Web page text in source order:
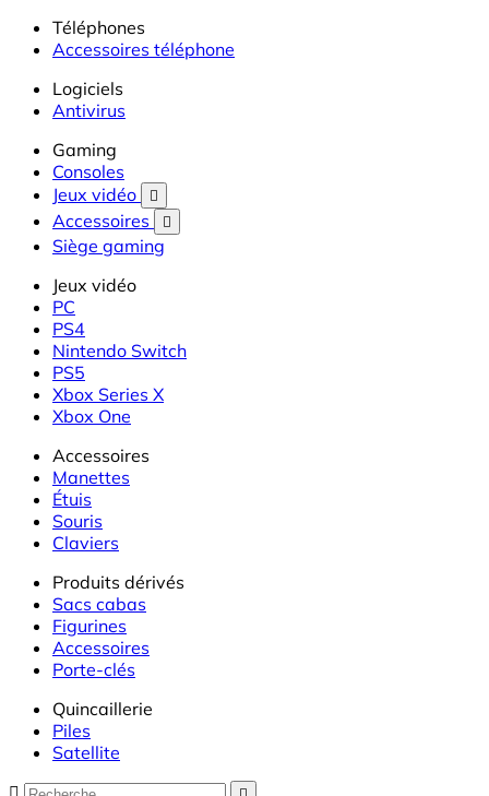
Téléphones
Accessoires téléphone
Logiciels
Antivirus
Gaming
Consoles
Jeux vidéo

Accessoires 
Siège gaming
Jeux vidéo
PC
PS4
Nintendo Switch
PS5
Xbox Series X
Xbox One
Accessoires
Manettes
Étuis
Souris
Claviers
Produits dérivés
Sacs cabas
Figurines
Accessoires
Porte-clés
Quincaillerie
Piles
Satellite